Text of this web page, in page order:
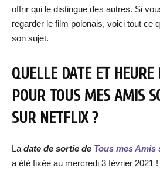
offrir qui le distingue des autres. Si
regarder le film polonais, voici tout ce
son sujet.
QUELLE DATE ET HEURE
POUR TOUS MES AMIS
SUR NETFLIX ?
La date de sortie de Tous mes
a été fixée au mercredi 3 février 2021